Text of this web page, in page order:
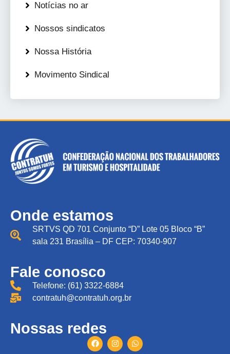
Notícias no ar
Nossos sindicatos
Nossa História
Movimento Sindical
Onde estamos
SRTVS QD 701 Conjunto “D” Lote 05 Bloco “B”
sala 231 Brasília – DF CEP: 70340-907
Fale conosco
Telefone: (61) 3322-6884
contratuh@contratuh.org.br
Nossas redes